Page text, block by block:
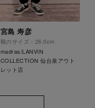
宮島 寿彦
靴のサイズ：26.0cm
madras/LANVIN
COLLECTION 仙台泉アウト
レット店